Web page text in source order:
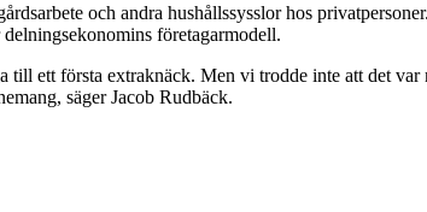
och andra hushållssysslor hos
delningsekonomins företagarmodell.
ett första extraknäck. Men vi trodde inte att det
säger Jacob Rudbäck.